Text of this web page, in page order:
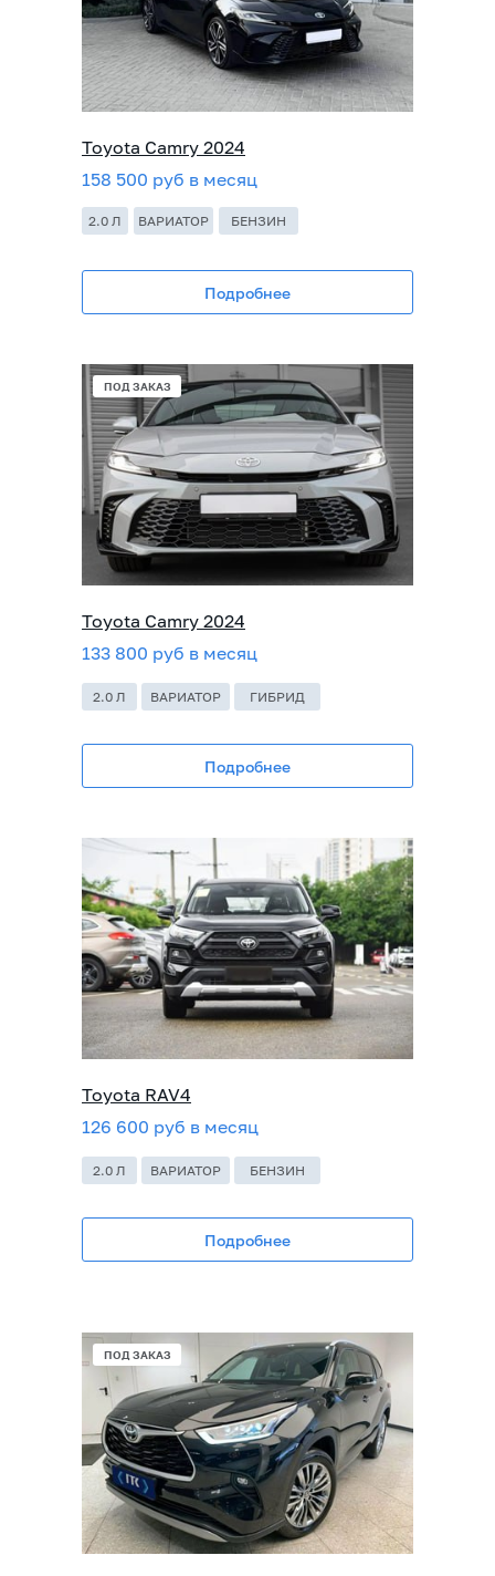
2.0 Л ВАРИАТОР БЕНЗИН
Toyota Camry 2024
158 500 руб в месяц
Подробнее
Toyota Camry 2024
133 800 руб в месяц
Подробнее
ПОД ЗАКАЗ
2.0 Л ВАРИАТОР ГИБРИД
ВАРИАТОР
2.0 Л
ПОД ЗАКАЗ
Подробнее
126 600 руб в месяц
Toyota RAV4
БЕНЗИН
ПОД ЗАКАЗ